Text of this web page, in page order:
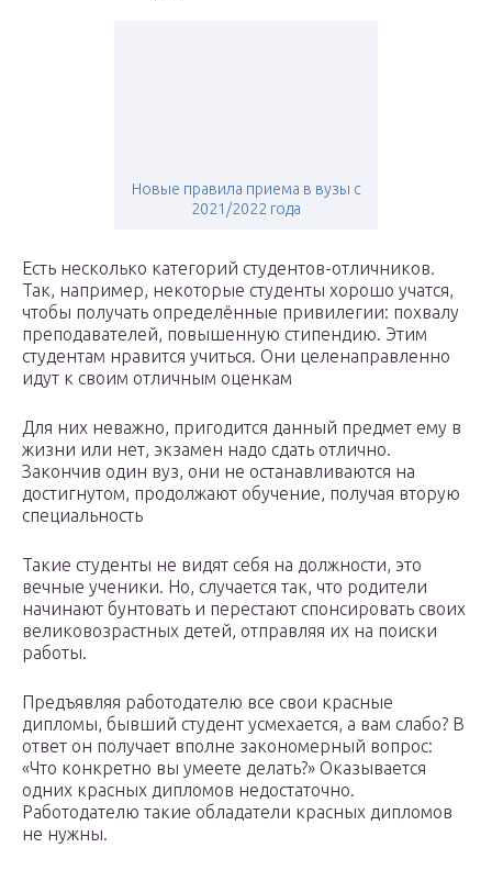
Новые правила приема в вузы с
2021/2022 года
Есть несколько категорий студентов-отличников.
Так, например, некоторые студенты хорошо учатся,
чтобы получать определённые привилегии: похвалу
преподавателей, повышенную стипендию. Этим
студентам нравится учиться. Они целенаправленно
идут к своим отличным оценкам
Для них неважно, пригодится данный предмет ему в
жизни или нет, экзамен надо сдать отлично.
Закончив один вуз, они не останавливаются на
достигнутом, продолжают обучение, получая вторую
специальность
Такие студенты не видят себя на должности, это
вечные ученики. Но, случается так, что родители
начинают бунтовать и перестают спонсировать своих
великовозрастных детей, отправляя их на поиски
работы.
Предъявляя работодателю все свои красные
дипломы, бывший студент усмехается, а вам слабо? В
ответ он получает вполне закономерный вопрос:
«Что конкретно вы умеете делать?» Оказывается
одних красных дипломов недостаточно.
Работодателю такие обладатели красных дипломов
не нужны.